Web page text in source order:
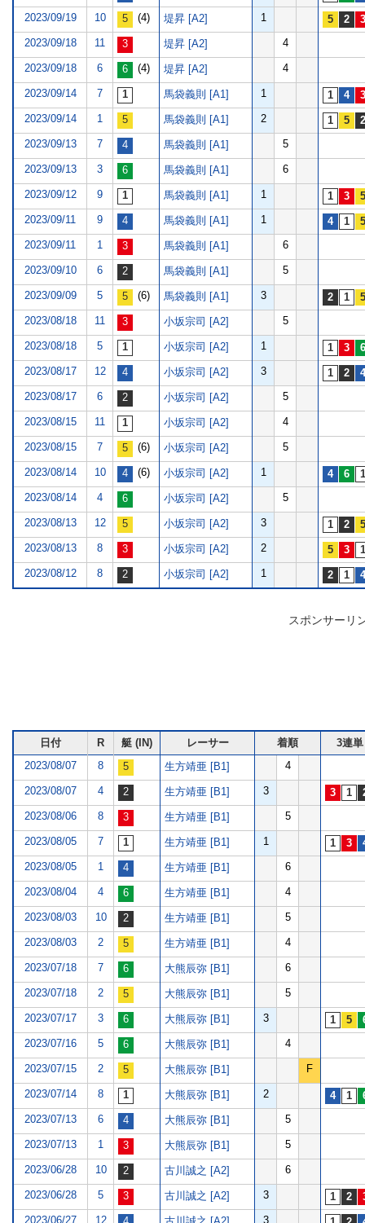
2023/09/19 10 (4) 堤昇 [A2] 1
2023/09/18 11 堤昇 [A2] 4
2023/09/18 6 (4) 堤昇 [A2] 4
2023/09/14 7 馬袋義則 [A1] 1
2023/09/14 1 馬袋義則 [A1] 2
2023/09/13 7 馬袋義則 [A1] 5
2023/09/13 3 馬袋義則 [A1] 6
2023/09/12 9 馬袋義則 [A1] 1
2023/09/11 9 馬袋義則 [A1] 1
2023/09/11 1 馬袋義則 [A1] 6
2023/09/10 6 馬袋義則 [A1] 5
2023/09/09 5 (6) 馬袋義則 [A1] 3
2023/08/18 11 小坂宗司 [A2] 5
2023/08/18 5 小坂宗司 [A2] 1
2023/08/17 12 小坂宗司 [A2] 3
2023/08/17 6 小坂宗司 [A2] 5
2023/08/15 11 小坂宗司 [A2] 4
2023/08/15 7 (6) 小坂宗司 [A2] 5
2023/08/14 10 (6) 小坂宗司 [A2] 1
2023/08/14 4 小坂宗司 [A2] 5
2023/08/13 12 小坂宗司 [A2] 3
2023/08/13 8 小坂宗司 [A2] 2
2023/08/12 8 小坂宗司 [A2] 1
スポンサーリ
日付 R 艇 (IN) レーサー 着順
3連単
2023/08/07
8 生方靖亜 [B1] 4
2023/08/07 4 生方靖亜 [B1] 3
2023/08/06 8 生方靖亜 [B1] 5
2023/08/05 7 生方靖亜 [B1] 1
2023/08/05 1 生方靖亜 [B1] 6
2023/08/04 4 生方靖亜 [B1] 4
2023/08/03 10 生方靖亜 [B1] 5
2023/08/03 2 生方靖亜 [B1] 4
2023/07/18 7 大熊辰弥 [B1] 6
2023/07/18 2 大熊辰弥 [B1] 5
2023/07/17 3 大熊辰弥 [B1] 3
2023/07/16 5 大熊辰弥 [B1] 4
2023/07/15 2 大熊辰弥 [B1] F
2023/07/14 8 大熊辰弥 [B1] 2
2023/07/13 6 大熊辰弥 [B1] 5
2023/07/13 1 大熊辰弥 [B1] 5
2023/06/28 10 古川誠之 [A2] 6
2023/06/28 5 古川誠之 [A2] 3
2023/06/27 12 3